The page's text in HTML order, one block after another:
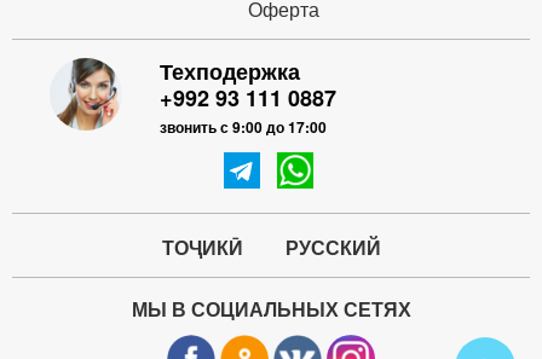
Оферта
Техподержка
+992 93 111 0887
звонить с 9:00 до 17:00
ТОҶИКӢ РУССКИЙ
МЫ В СОЦИАЛЬНЫХ СЕТЯХ